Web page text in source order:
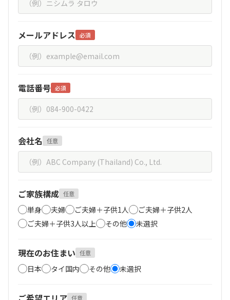
メールアドレス 必須
電話番号 必須
会社名 任意
ご家族構成 任意
単身 夫婦 ご夫婦＋子供1人
ご夫婦＋子供2人
ご夫婦＋子供3人以上
その他 未選択
現在のお住まい 任意
日本 タイ国内 その他 未選択
任意